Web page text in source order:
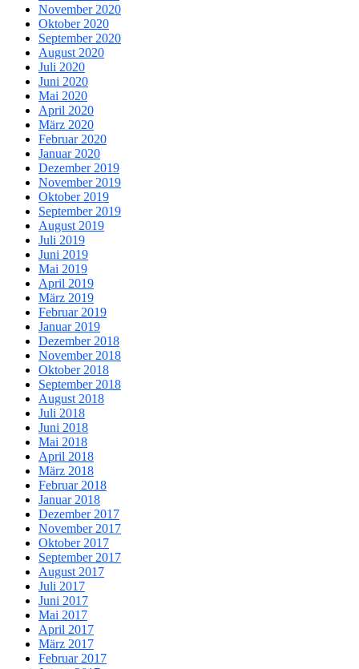
November 2020
Oktober 2020
September 2020
August 2020
Juli 2020
Juni 2020
Mai 2020
April 2020
März 2020
Februar 2020
Januar 2020
Dezember 2019
November 2019
Oktober 2019
September 2019
August 2019
Juli 2019
Juni 2019
Mai 2019
April 2019
März 2019
Februar 2019
Januar 2019
Dezember 2018
November 2018
Oktober 2018
September 2018
August 2018
Juli 2018
Juni 2018
Mai 2018
April 2018
März 2018
Februar 2018
Januar 2018
Dezember 2017
November 2017
Oktober 2017
September 2017
August 2017
Juli 2017
Juni 2017
Mai 2017
April 2017
März 2017
Februar 2017